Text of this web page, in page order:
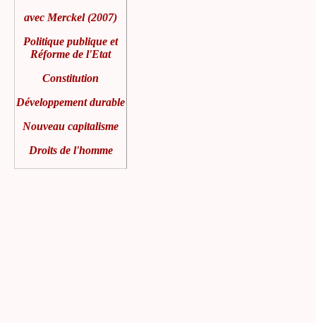
avec Merckel (2007)
Politique publique et
Réforme de l'Etat
Constitution
Développement durable
Nouveau capitalisme
Droits de l'homme